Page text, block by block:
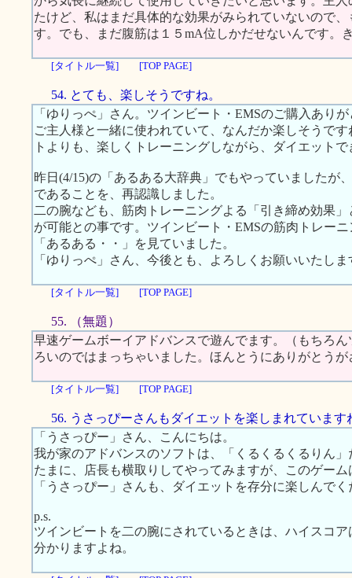
たけど、私はまだ具体的な効果がみられていないので
す。でも、まだ腹筋は１５mA位しかだせないんです。
[タイトル一覧] [TOP PAGE]
54. とても、楽しそうですね。
「ゆりっぺ」さん。ツインビート・EMSのご購入あり
ご主人様と一緒に使われていて、なんだか楽しそうで
トよりも、楽しくトレーニングしながら、ダイエット
昨日(4/15)の「あるある大辞典」でもやっていましたが
であることを、再認識しました。
二の腕なども、筋肉トレーニングよる「引き締め効果
が可能との事です。ツインビート・EMSの筋肉トレー
「あるある・・」を見ていました。
「ゆりっぺ」さん、今後とも、よろしくお願いいたしま
[タイトル一覧] [TOP PAGE]
55. （無題）
早速ゲームボーイアドバンスで遊んでます。（もちろ
ろいのではまっちゃいました。ほんとうにありがとうが
[タイトル一覧] [TOP PAGE]
56. うさっぴーさんもダイエットを楽しまれています
「うさっぴー」さん、こんにちは。
我が家のアドバンスのソフトは、「くるくるくるりん
たまに、店長も横取りしてやってみますが、このゲー
「うさっぴー」さんも、ダイエットを存分に楽しんで
p.s.
ツインビートを二の腕にされているときは、ハイスコ
分かりますよね。